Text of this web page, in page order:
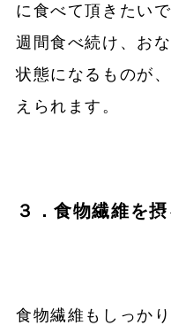
に食べて頂きたい
週間食べ続け、お
状態になるものが
えられます。
３．食物繊維を摂
食物繊維もしっか